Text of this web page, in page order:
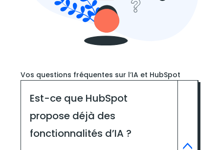
Vos questions fréquentes sur l’IA et HubSpot
Est-ce que HubSpot
propose déjà des
fonctionnalités d’IA ?